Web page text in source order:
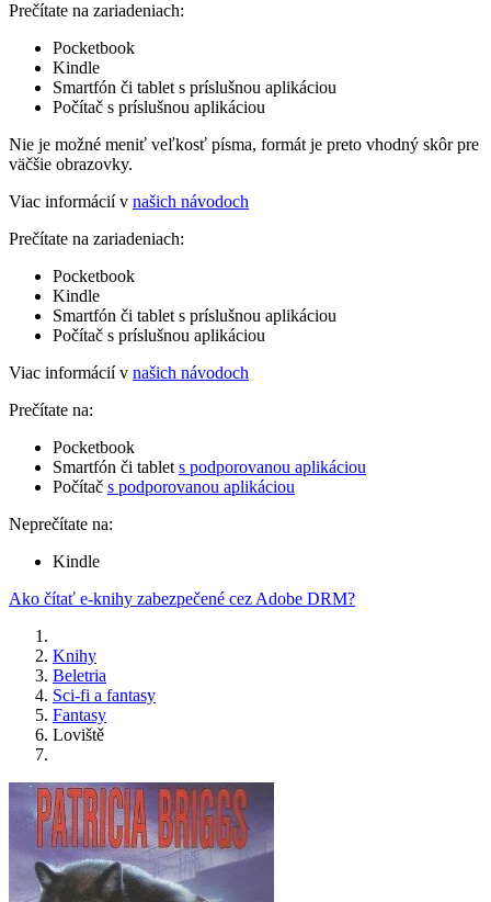
Prečítate na zariadeniach:
Pocketbook
Kindle
Smartfón či tablet s príslušnou aplikáciou
Počítač s príslušnou aplikáciou
Nie je možné meniť veľkosť písma, formát je preto vhodný skôr pre
väčšie obrazovky.
Viac informácií v našich návodoch
Prečítate na zariadeniach:
Pocketbook
Kindle
Smartfón či tablet s príslušnou aplikáciou
Počítač s príslušnou aplikáciou
Viac informácií v našich návodoch
Prečítate na:
Pocketbook
Smartfón či tablet s podporovanou aplikáciou
Počítač s podporovanou aplikáciou
Neprečítate na:
Kindle
Ako čítať e-knihy zabezpečené cez Adobe DRM?
Knihy
Beletria
Sci-fi a fantasy
Fantasy
Loviště